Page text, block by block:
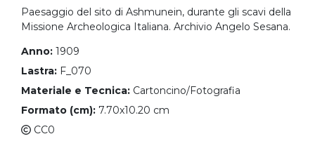
Paesaggio del sito di Ashmunein, durante gli scavi della
Missione Archeologica Italiana. Archivio Angelo Sesana.
Anno: 1909
Lastra: F_070
Materiale e Tecnica: Cartoncino/Fotografia
Formato (cm): 7.70x10.20 cm
CC0